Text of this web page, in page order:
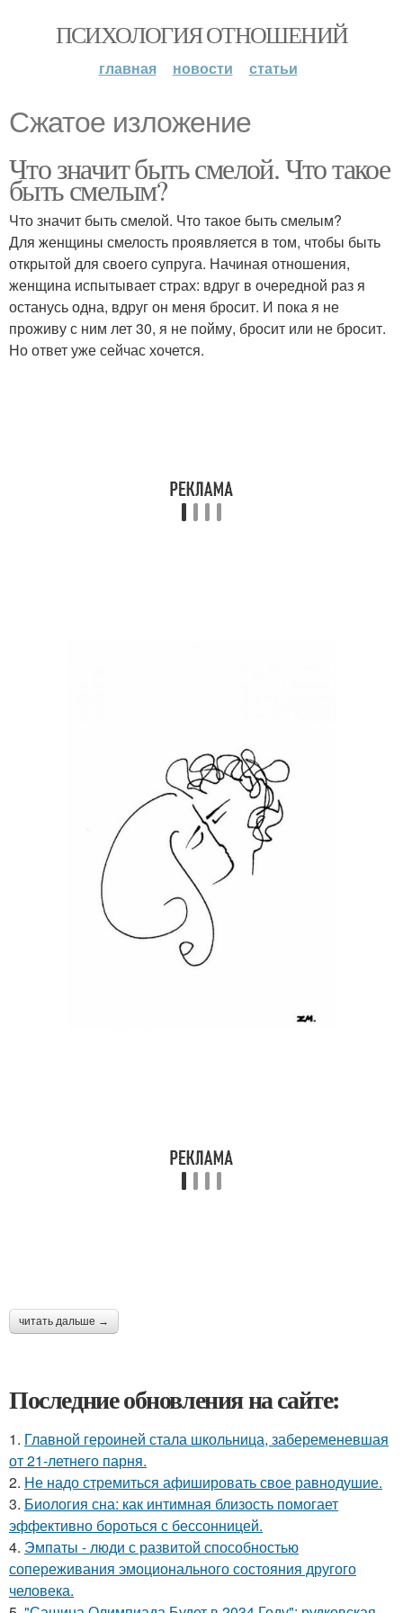
ПСИХОЛОГИЯ ОТНОШЕНИЙ
главная новости статьи
Сжатое изложение
Что значит быть смелой. Что такое
быть смелым?
Что значит быть смелой. Что такое быть смелым?
Для женщины смелость проявляется в том, чтобы быть
открытой для своего супруга. Начиная отношения,
женщина испытывает страх: вдруг в очередной раз я
останусь одна, вдруг он меня бросит. И пока я не
проживу с ним лет 30, я не пойму, бросит или не бросит.
Но ответ уже сейчас хочется.
читать дальше →
Последние обновления на сайте:
1. Главной героиней стала школьница, забеременевшая
от 21-летнего парня.
2. Hе надо стремиться афишировать свое равнодушие.
3. Биология сна: как интимная близость помогает
эффективно бороться с бессонницей.
4. Эмпаты - люди с развитой способностью
сопереживания эмоционального состояния другого
человека.